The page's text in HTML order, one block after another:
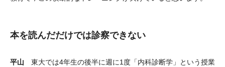
本を読んだだけでは診察できない
平山 東大では4年生の後半に週に1度「内科診断学」という授業